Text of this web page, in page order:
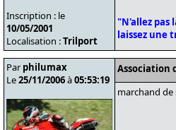
Inscription : le
10/05/2001
Localisation :Trilport
"N'allez pas
laissez une
Par philumax
Le25/11/2006à05:53:19
Association
marchand